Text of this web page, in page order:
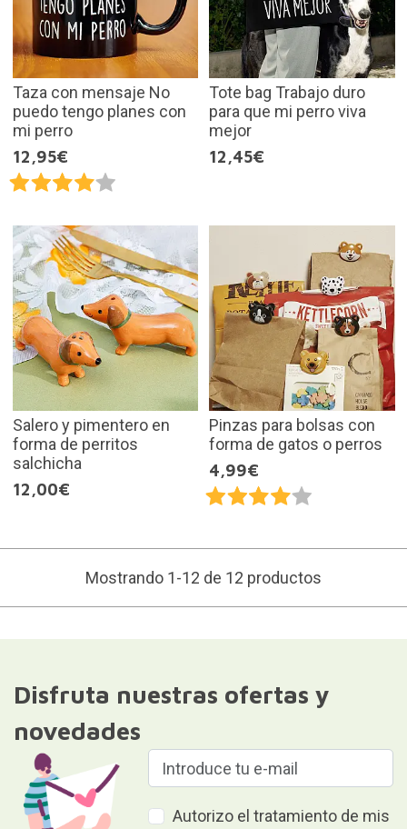
Taza con mensaje No
puedo tengo planes con
mi perro
12,95€
Tote bag Trabajo duro
para que mi perro viva
mejor
12,45€
Salero y pimentero en
forma de perritos
salchicha
12,00€
Pinzas para bolsas con
forma de gatos o perros
4,99€
Mostrando 1-12 de 12 productos
Disfruta nuestras ofertas y
novedades
Autorizo el tratamiento de mis